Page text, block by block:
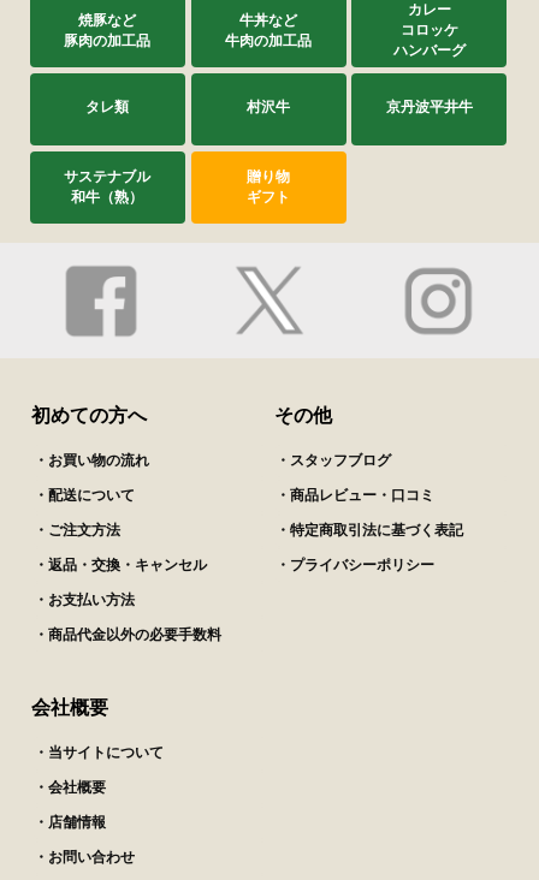
焼豚など
豚肉の加工品
牛丼など
牛肉の加工品
カレー
コロッケ
ハンバーグ
タレ類 村沢牛 京丹波平井牛
サステナブル
和牛（熟）
贈り物
ギフト
初めての方へ
・お買い物の流れ
・配送について
・ご注文方法
・返品・交換・キャンセル
・お支払い方法
・商品代金以外の必要手数料
その他
・スタッフブログ
・商品レビュー・口コミ
・特定商取引法に基づく表記
・プライバシーポリシー
会社概要
・当サイトについて
・会社概要
・店舗情報
・お問い合わせ